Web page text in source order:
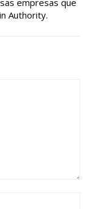
Authority.